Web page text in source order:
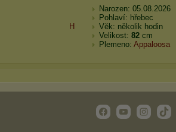
H
Narozen: 05.08.2026
Pohlaví: hřebec
Věk: několik hodin
Velikost: 82 cm
Plemeno: Appaloosa